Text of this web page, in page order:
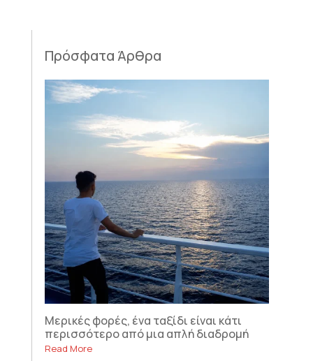
Πρόσφατα Άρθρα
Μερικές φορές, ένα ταξίδι είναι κάτι
περισσότερο από μια απλή διαδρομή
Read More